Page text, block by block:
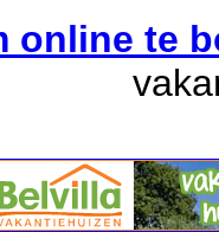
online te